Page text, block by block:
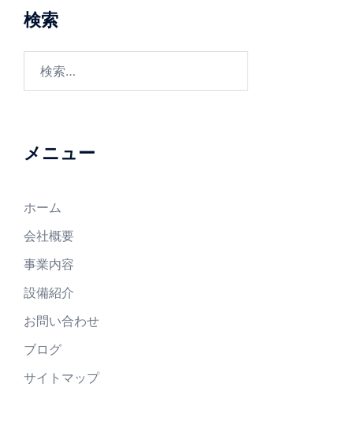
ー
シ
ョ
検索
メニュー
ホーム
会社概要
事業内容
設備紹介
お問い合わせ
ブログ
サイトマップ